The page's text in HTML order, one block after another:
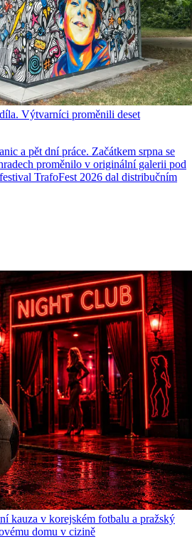
Výtvarníci proměnili deset
a pět dní práce. Začátkem srpna se
proměnilo v originální galerii pod
TrafoFest 2026 dal distribučním
kauza v korejském fotbalu a pražský
domu v cizině